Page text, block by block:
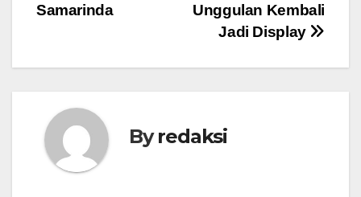
Unggulan Kembali
Jadi Display
Samarinda
Byredaksi